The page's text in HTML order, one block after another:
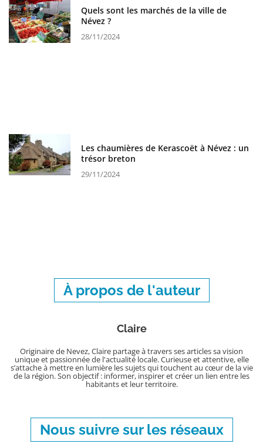
Quels sont les marchés de la ville de
Névez ?
28/11/2024
Les chaumières de Kerascoët à Névez : un
trésor breton
29/11/2024
À propos de l'auteur
Claire
Originaire de Nevez, Claire partage à travers ses articles sa vision
unique et passionnée de l'actualité locale. Curieuse et attentive, elle
s’attache à mettre en lumière les sujets qui touchent au cœur de la vie
de la région. Son objectif : informer, inspirer et créer un lien entre les
habitants et leur territoire.
Nous suivre sur les réseaux